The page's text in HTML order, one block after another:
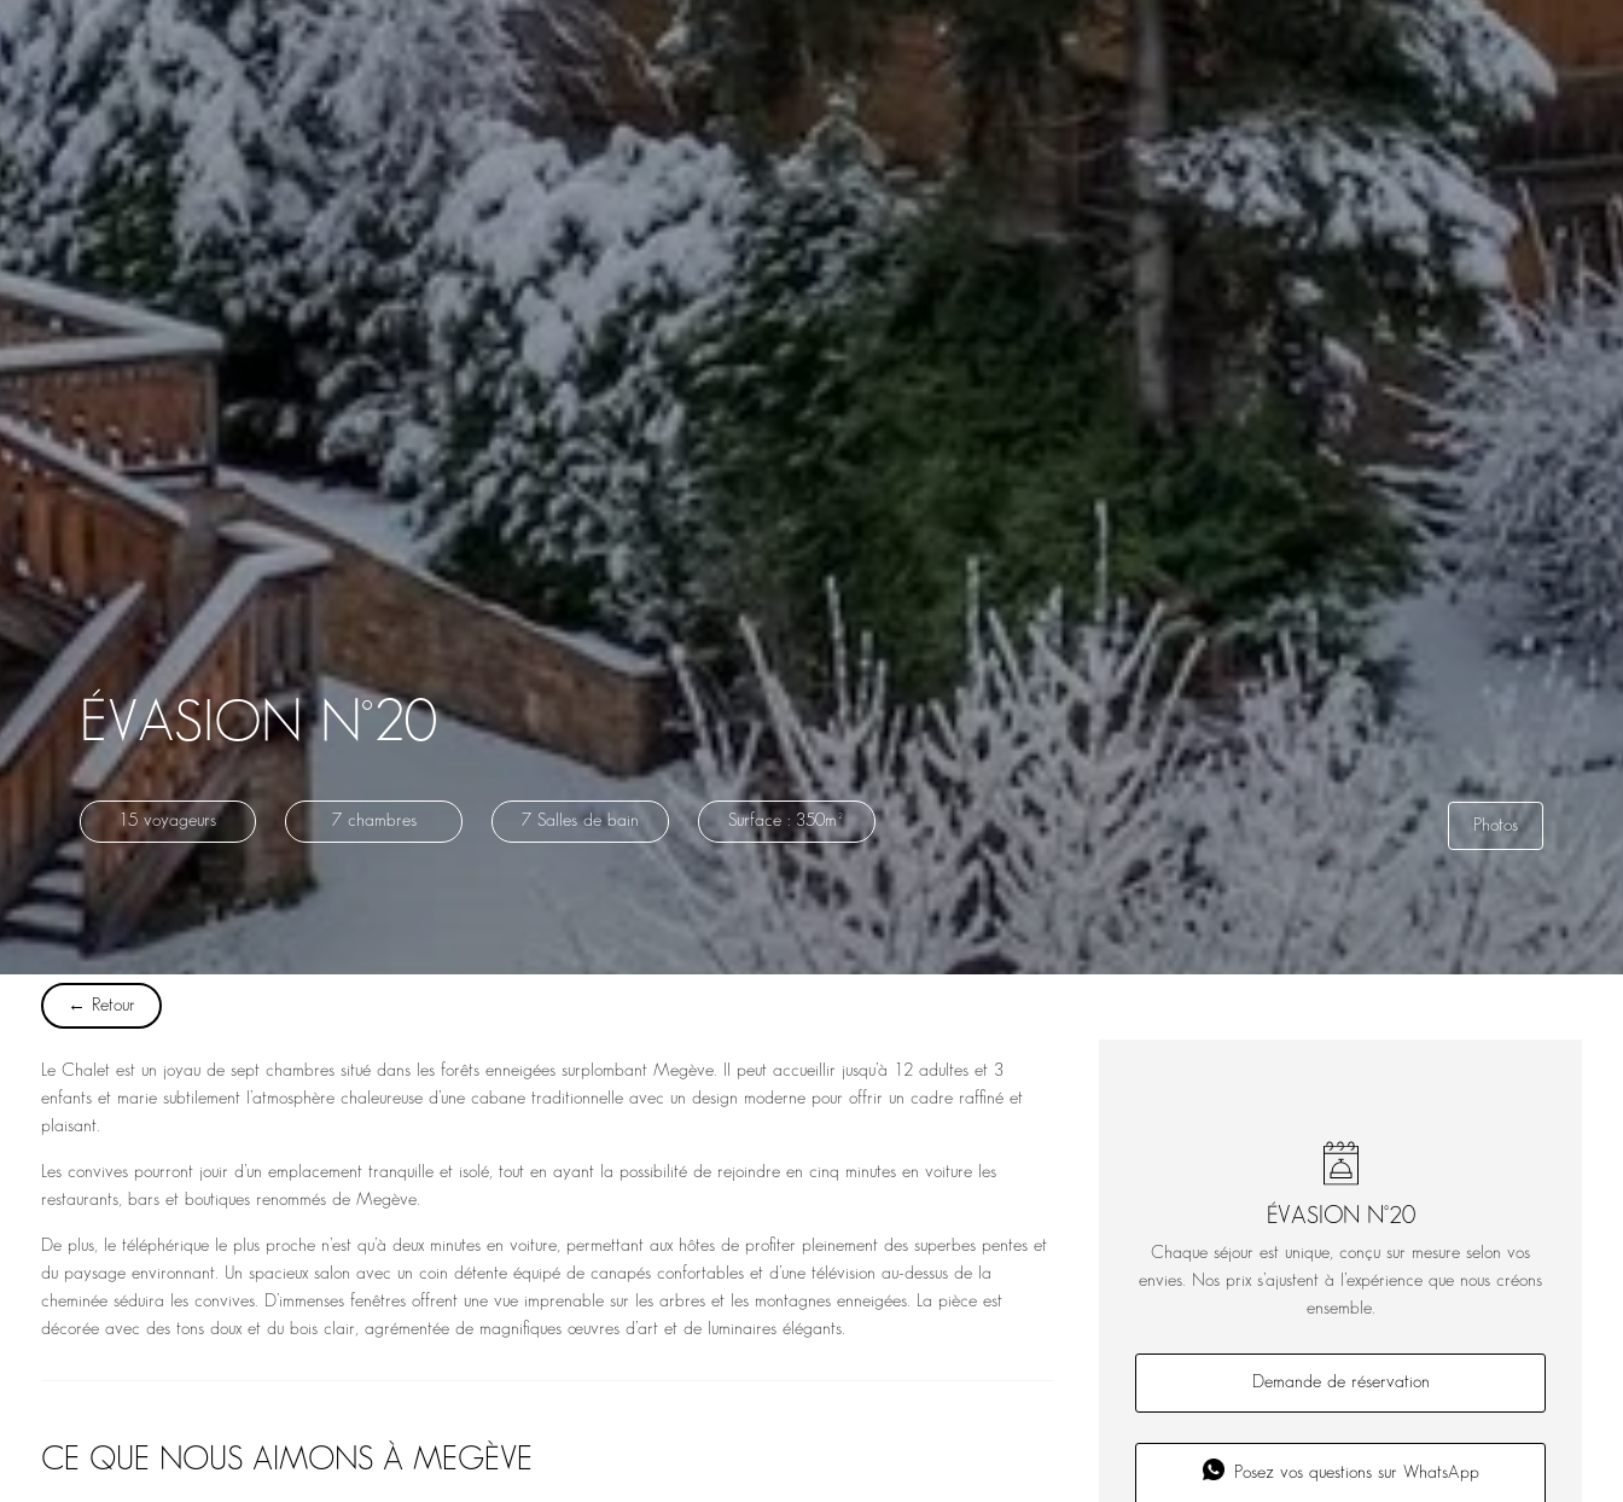
ÉVASION N°20
15 voyageurs 7 chambres 7 Salles de bain Surface : 350m² Photos
← Retour
Le Chalet est un joyau de sept chambres situé dans les forêts enneigées surplombant Megève. Il peut accueillir jusqu’à 12 adultes et 3
enfants et marie subtilement l’atmosphère chaleureuse d’une cabane traditionnelle avec un design moderne pour offrir un cadre raffiné et
plaisant.
Les convives pourront jouir d’un emplacement tranquille et isolé, tout en ayant la possibilité de rejoindre en cinq minutes en voiture les
restaurants, bars et boutiques renommés de Megève.
De plus, le téléphérique le plus proche n’est qu’à deux minutes en voiture, permettant aux hôtes de profiter pleinement des superbes pentes et
du paysage environnant. Un spacieux salon avec un coin détente équipé de canapés confortables et d’une télévision au-dessus de la
cheminée séduira les convives. D’immenses fenêtres offrent une vue imprenable sur les arbres et les montagnes enneigées. La pièce est
décorée avec des tons doux et du bois clair, agrémentée de magnifiques œuvres d’art et de luminaires élégants.
CE QUE NOUS AIMONS À MEGÈVE
ÉVASION N°20
Chaque séjour est unique, conçu sur mesure selon vos
envies. Nos prix s’ajustent à l’expérience que nous créons
ensemble.
Demande de réservation
Posez vos questions sur WhatsApp